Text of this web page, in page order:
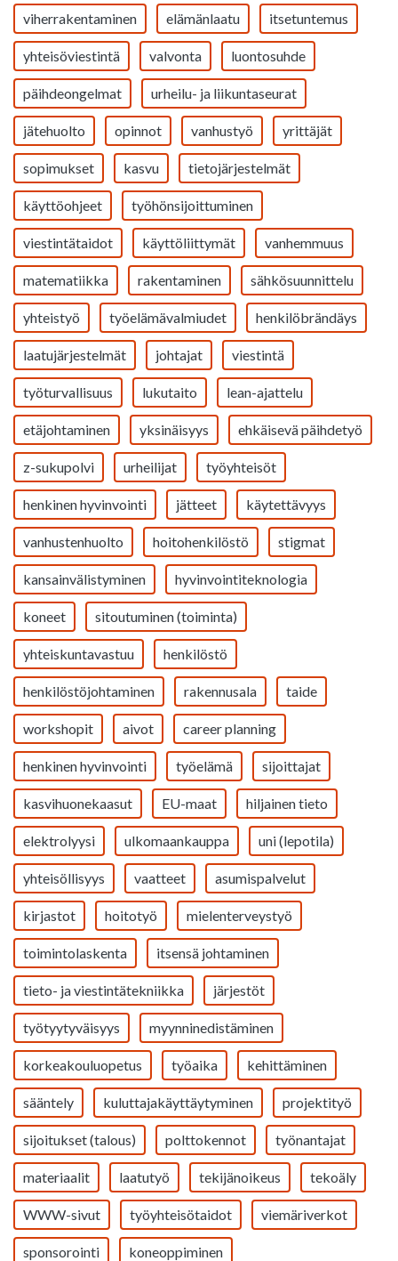
viherrakentaminen elämänlaatu itsetuntemus
yhteisöviestintä valvonta luontosuhde
päihdeongelmat urheilu- ja liikuntaseurat
jätehuolto opinnot vanhustyö yrittäjät
sopimukset kasvu tietojärjestelmät
käyttöohjeet työhönsijoittuminen
viestintätaidot käyttöliittymät vanhemmuus
matematiikka rakentaminen sähkösuunnittelu
yhteistyö työelämävalmiudet henkilöbrändäys
laatujärjestelmät johtajat viestintä
työturvallisuus lukutaito lean-ajattelu
etäjohtaminen yksinäisyys ehkäisevä päihdetyö
z-sukupolvi urheilijat työyhteisöt
henkinen hyvinvointi jätteet käytettävyys
vanhustenhuolto hoitohenkilöstö stigmat
kansainvälistyminen hyvinvointiteknologia
koneet sitoutuminen (toiminta)
yhteiskuntavastuu henkilöstö
henkilöstöjohtaminen rakennusala taide
workshopit aivot career planning
henkinen hyvinvointi työelämä sijoittajat
kasvihuonekaasut EU-maat hiljainen tieto
elektrolyysi ulkomaankauppa uni (lepotila)
yhteisöllisyys vaatteet asumispalvelut
kirjastot hoitotyö mielenterveystyö
toimintolaskenta itsensä johtaminen
tieto- ja viestintätekniikka järjestöt
työtyytyväisyys myynninedistäminen
korkeakouluopetus työaika kehittäminen
sääntely kuluttajakäyttäytyminen projektityö
sijoitukset (talous) polttokennot työnantajat
materiaalit laatutyö tekijänoikeus tekoäly
WWW-sivut työyhteisötaidot viemäriverkot
sponsorointi koneoppiminen